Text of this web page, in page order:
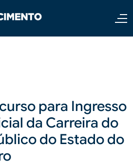
para Ingresso
da Carreira do
do Estado do